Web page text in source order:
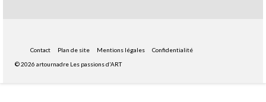
Contact Plan de site Mentions légales
Confidentialité
© 2026 artournadre Les passions d'ART